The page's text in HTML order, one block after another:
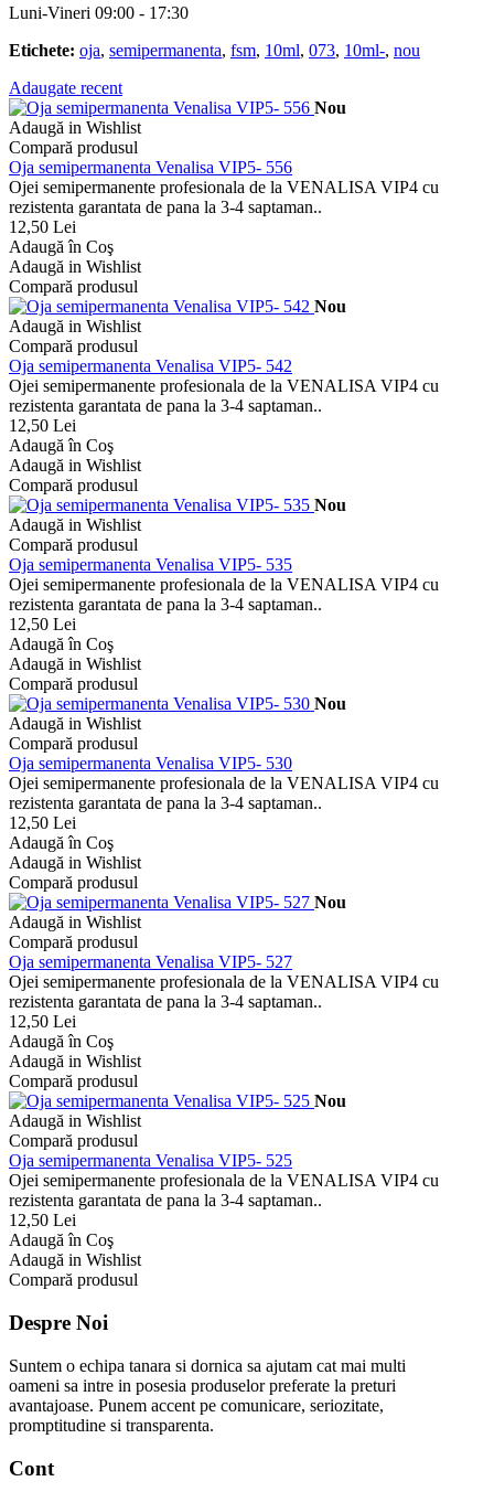
Luni-Vineri 09:00 - 17:30
Etichete: oja, semipermanenta, fsm, 10ml, 073, 10ml-, nou
Adaugate recent
Nou
Adaugă in Wishlist
Compară produsul
Oja semipermanenta Venalisa VIP5- 556
Ojei semipermanente profesionala de la VENALISA VIP4 cu
rezistenta garantata de pana la 3-4 saptaman..
12,50 Lei
Adaugă în Coş
Adaugă in Wishlist
Compară produsul
Nou
Adaugă in Wishlist
Compară produsul
Oja semipermanenta Venalisa VIP5- 542
Ojei semipermanente profesionala de la VENALISA VIP4 cu
rezistenta garantata de pana la 3-4 saptaman..
12,50 Lei
Adaugă în Coş
Adaugă in Wishlist
Compară produsul
Nou
Adaugă in Wishlist
Compară produsul
Oja semipermanenta Venalisa VIP5- 535
Ojei semipermanente profesionala de la VENALISA VIP4 cu
rezistenta garantata de pana la 3-4 saptaman..
12,50 Lei
Adaugă în Coş
Adaugă in Wishlist
Compară produsul
Nou
Adaugă in Wishlist
Compară produsul
Oja semipermanenta Venalisa VIP5- 530
Ojei semipermanente profesionala de la VENALISA VIP4 cu
rezistenta garantata de pana la 3-4 saptaman..
12,50 Lei
Adaugă în Coş
Adaugă in Wishlist
Compară produsul
Nou
Adaugă in Wishlist
Compară produsul
Oja semipermanenta Venalisa VIP5- 527
Ojei semipermanente profesionala de la VENALISA VIP4 cu
rezistenta garantata de pana la 3-4 saptaman..
12,50 Lei
Adaugă în Coş
Adaugă in Wishlist
Compară produsul
Nou
Adaugă in Wishlist
Compară produsul
Oja semipermanenta Venalisa VIP5- 525
Ojei semipermanente profesionala de la VENALISA VIP4 cu
rezistenta garantata de pana la 3-4 saptaman..
12,50 Lei
Adaugă în Coş
Adaugă in Wishlist
Compară produsul
Despre Noi
Suntem o echipa tanara si dornica sa ajutam cat mai multi
oameni sa intre in posesia produselor preferate la preturi
avantajoase. Punem accent pe comunicare, seriozitate,
promptitudine si transparenta.
Cont